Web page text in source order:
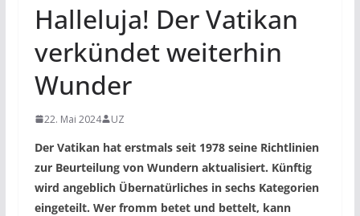
Halleluja! Der Vatikan
verkündet weiterhin
Wunder
22. Mai 2024 UZ
Der Vatikan hat erstmals seit 1978 seine Richtlinien
zur Beurteilung von Wundern aktualisiert. Künftig
wird angeblich Übernatürliches in sechs Kategorien
eingeteilt. Wer fromm betet und bettelt, kann